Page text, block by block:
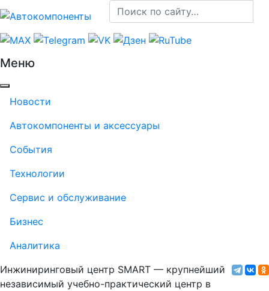
Меню
Новости
Автокомпоненты и аксессуары
События
Технологии
Сервис и обслуживание
Бизнес
Аналитика
Инжиниринговый центр SMART — крупнейший
независимый учебно-практический центр в